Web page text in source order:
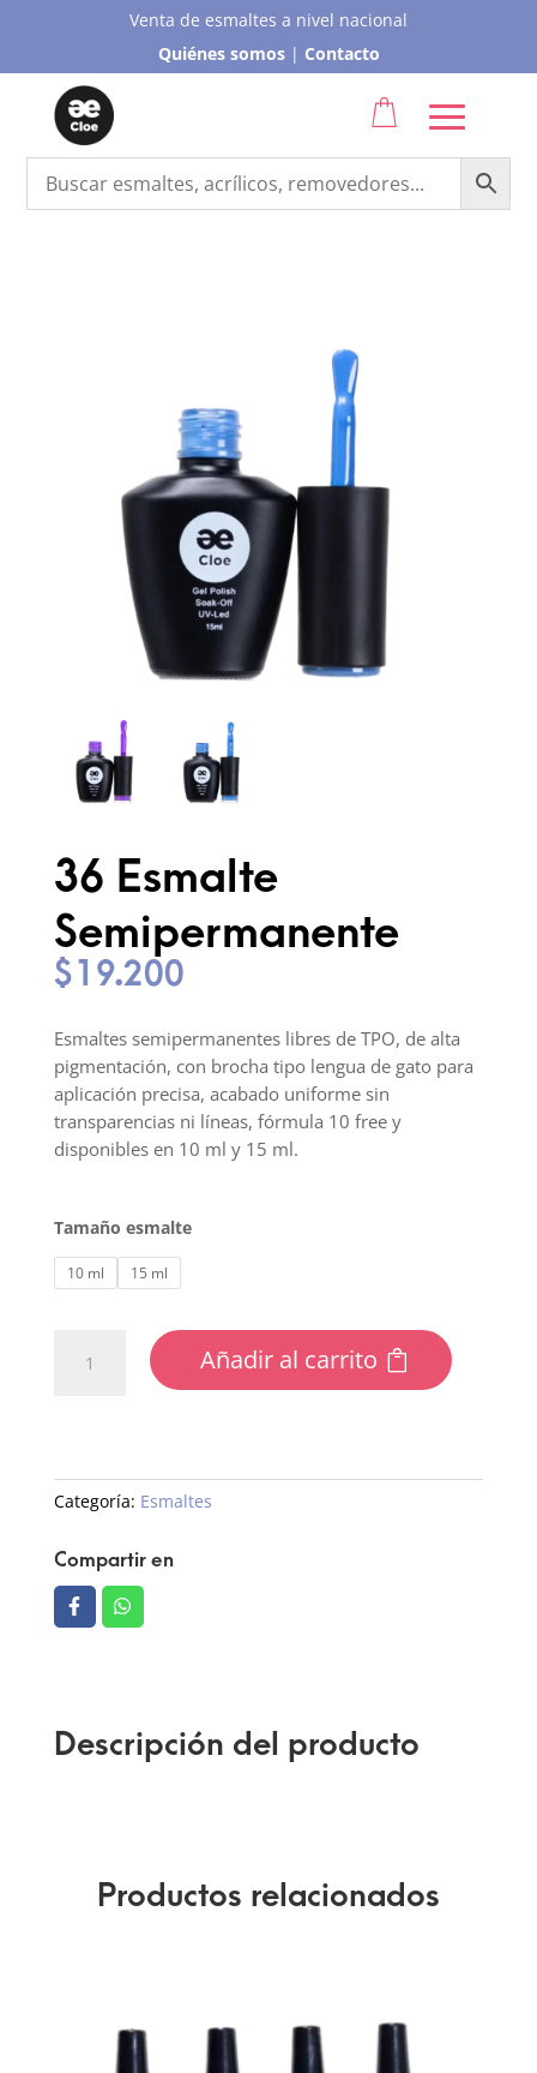
Venta de esmaltes a nivel nacional
Quiénes somos| Contacto
36 Esmalte
Semipermanente
$19.200
Esmaltes semipermanentes libres de TPO, de alta
pigmentación, con brocha tipo lengua de gato para
aplicación precisa, acabado uniforme sin
transparencias ni líneas, fórmula 10 free y
disponibles en 10 ml y 15 ml.
Tamaño esmalte
10 ml 15 ml
Esmalte
Semipermanente
Añadir al carrito
Categoría: Esmaltes
Compartir en
Descripción del producto
Productos relacionados